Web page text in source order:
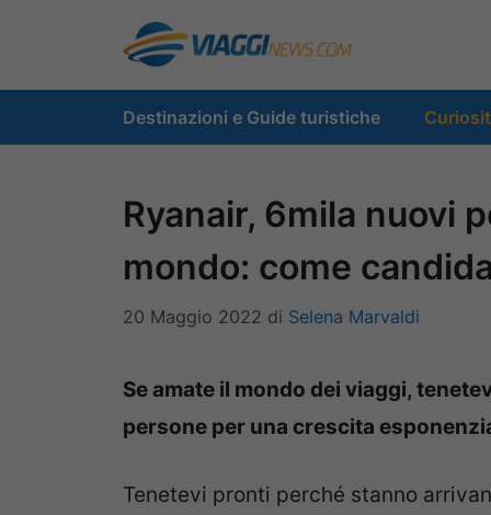
contenuto
Destinazioni e Guide turistiche
Ryanair, 6mila nuovi
mondo: come
20 Maggio 2022 di Selena Marvaldi
Se amate il mondo dei viaggi,
persone per una crescita
Tenetevi pronti perché stanno